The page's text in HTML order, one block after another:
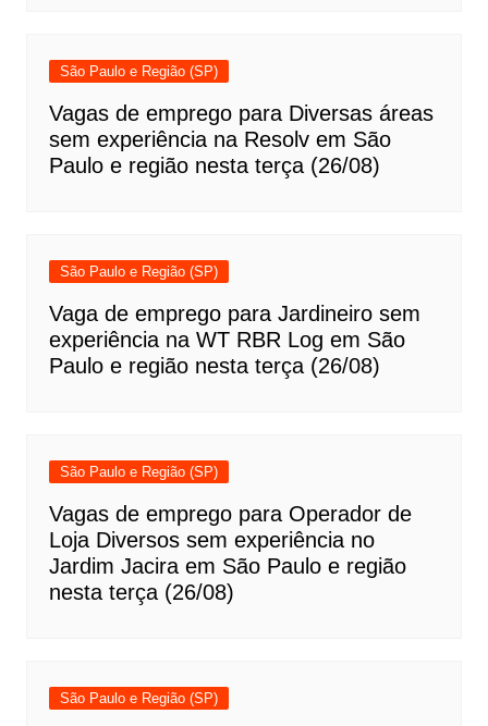
São Paulo e Região (SP)
Vagas de emprego para Diversas áreas
sem experiência na Resolv em São
Paulo e região nesta terça (26/08)
São Paulo e Região (SP)
Vaga de emprego para Jardineiro sem
experiência na WT RBR Log em São
Paulo e região nesta terça (26/08)
São Paulo e Região (SP)
Vagas de emprego para Operador de
Loja Diversos sem experiência no
Jardim Jacira em São Paulo e região
nesta terça (26/08)
São Paulo e Região (SP)